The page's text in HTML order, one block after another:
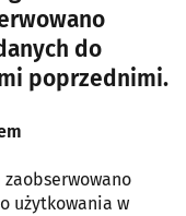
do
poprzednimi.
użytkowania w